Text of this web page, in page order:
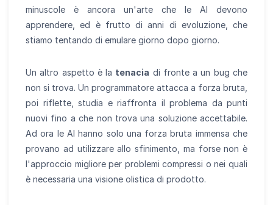
minuscole è ancora un'arte che le AI devono
apprendere, ed è frutto di anni di evoluzione, che
stiamo tentando di emulare giorno dopo giorno.
Un altro aspetto è la tenacia di fronte a un bug che
non si trova. Un programmatore attacca a forza bruta,
poi riflette, studia e riaffronta il problema da punti
nuovi fino a che non trova una soluzione accettabile.
Ad ora le AI hanno solo una forza bruta immensa che
provano ad utilizzare allo sfinimento, ma forse non è
l'approccio migliore per problemi compressi o nei quali
è necessaria una visione olistica di prodotto.